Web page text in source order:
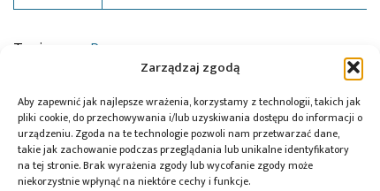
Zarządzaj zgodą
Aby zapewnić jak najlepsze wrażenia, korzystamy z technologii, takich jak
pliki cookie, do przechowywania i/lub uzyskiwania dostępu do informacji o
urządzeniu. Zgoda na te technologie pozwoli nam przetwarzać dane,
takie jak zachowanie podczas przeglądania lub unikalne identyfikatory
na tej stronie. Brak wyrażenia zgody lub wycofanie zgody może
niekorzystnie wpłynąć na niektóre cechy i funkcje.
Tagi: Renex
Przeczytaj również: